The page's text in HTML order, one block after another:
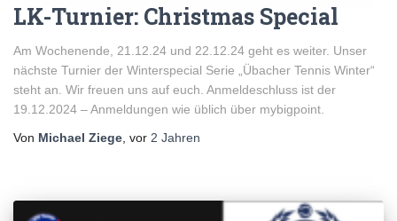
LK-Turnier: Christmas Special
Am Wochenende, 21.12.24 und 22.12.24 geht es weiter. Unser
nächste Turnier der Winterspecial Serie „Übacher Tennis Winter“
steht an. Wir freuen uns auf euch. Anmeldeschluss ist der
19.12.2024 – Anmeldungen wie üblich über mybigpoint.
Von Michael Ziege , vor 2 Jahren